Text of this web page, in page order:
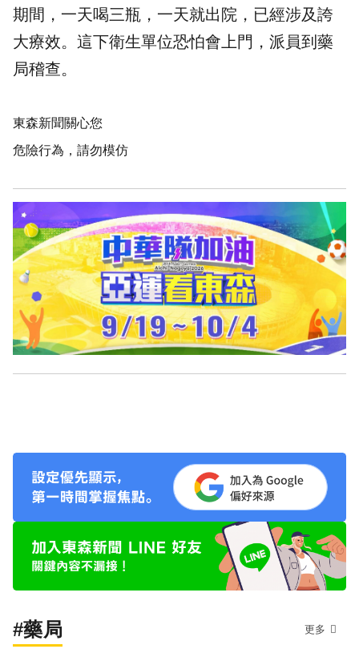
期間，一天喝三瓶，一天就出院，已經涉及誇
大療效。這下衛生單位恐怕會上門，派員到藥
局稽查。
東森新聞關心您
危險行為，請勿模仿
#藥局 更多